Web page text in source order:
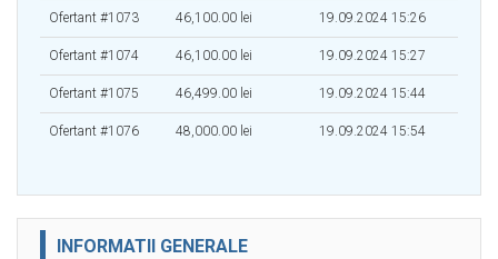
Ofertant #1073 46,100.00 lei 19.09.2024 15:26
Ofertant #1074 46,100.00 lei 19.09.2024 15:27
Ofertant #1075 46,499.00 lei 19.09.2024 15:44
Ofertant #1076 48,000.00 lei 19.09.2024 15:54
INFORMATII GENERALE